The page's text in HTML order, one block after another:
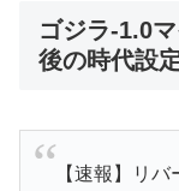
ゴジラ-1.0
後の時代設
【速報】リ